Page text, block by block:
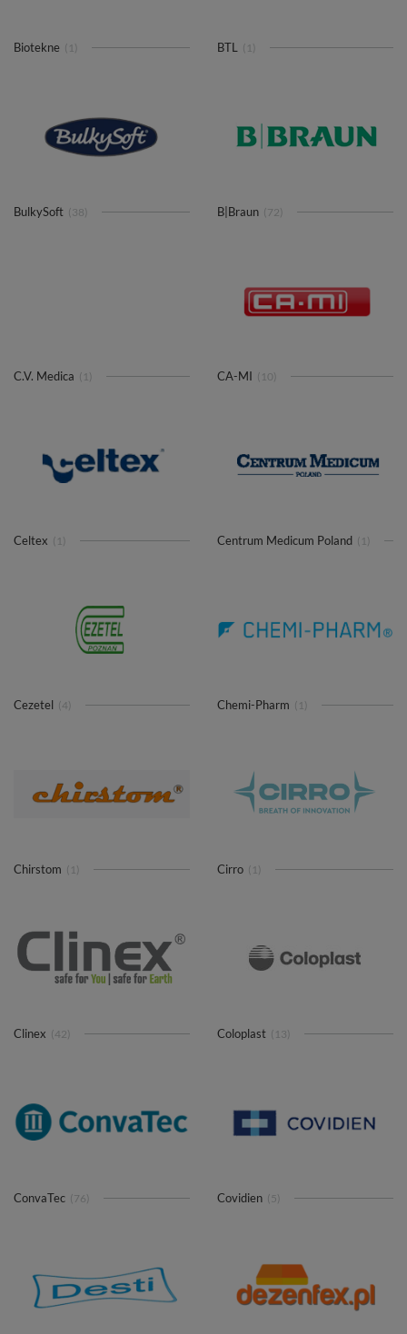
Biotekne (1) BTL (1)
BulkySoft (38) B|Braun (72)
C.V. Medica (1) CA-MI (10)
Celtex (1) Centrum Medicum Poland (1)
Cezetel (4) Chemi-Pharm (1)
Chirstom (1) Cirro (1)
Clinex (42) Coloplast (13)
ConvaTec (76) Covidien (5)